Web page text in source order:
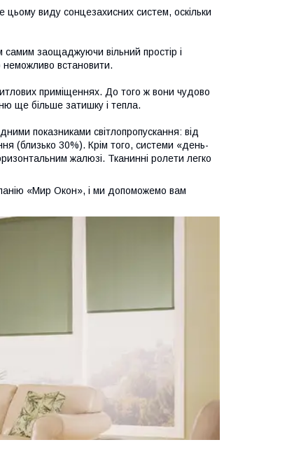
цьому виду сонцезахисних систем, оскільки
самим заощаджуючи вільний простір і
встановити.
приміщеннях. До того ж вони чудово
ще більше затишку і тепла.
показниками світлопропускання: від
(близько 30%). Крім того, системи «день-
жалюзі. Тканинні ролети легко
«Мир Окон», і ми допоможемо вам